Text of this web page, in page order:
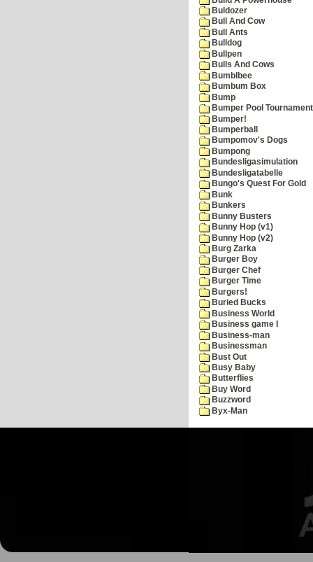
Buldozer
Bull And Cow
Bull Ants
Bulldog
Bullpen
Bulls And Cows
Bumblbee
Bumbum Box
Bump
Bumper Pool Tournament
Bumper!
Bumperball
Bumpomov's Dogs
Bumpong
Bundesligasimulation
Bundesligatabelle
Bungo's Quest For Gold
Bunk
Bunkers
Bunny Busters
Bunny Hop (v1)
Bunny Hop (v2)
Burg Zarka
Burger Boy
Burger Chef
Burger Time
Burgers!
Buried Bucks
Business World
Business game I
Business-man
Businessman
Bust Out
Busy Baby
Butterflies
Buy Word
Buzzword
Byx-Man